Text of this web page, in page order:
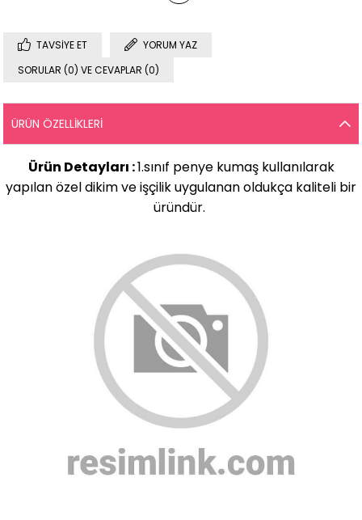
TAVSIYE ET
YORUM YAZ
SORULAR (0) VE CEVAPLAR (0)
ÜRÜN ÖZELLIKLERI
Ürün Detayları :1.sınıf penye kumaş kullanılarak
yapılan özel dikim ve işçilik uygulanan oldukça kaliteli bir
üründür.